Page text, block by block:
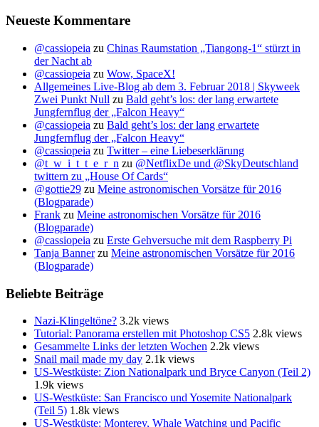
Neueste Kommentare
@cassiopeia zu Chinas Raumstation „Tiangong-1“ stürzt in
der Nacht ab
@cassiopeia zu Wow, SpaceX!
Allgemeines Live-Blog ab dem 3. Februar 2018 | Skyweek
Zwei Punkt Null zu Bald geht’s los: der lang erwartete
Jungfernflug der „Falcon Heavy“
@cassiopeia zu Bald geht’s los: der lang erwartete
Jungfernflug der „Falcon Heavy“
@cassiopeia zu Twitter – eine Liebeserklärung
@t_w_i_t_t_e_r_n zu @NetflixDe und @SkyDeutschland
twittern zu „House Of Cards“
@gottie29 zu Meine astronomischen Vorsätze für 2016
(Blogparade)
Frank zu Meine astronomischen Vorsätze für 2016
(Blogparade)
@cassiopeia zu Erste Gehversuche mit dem Raspberry Pi
Tanja Bannerzu Meine astronomischen Vorsätze für 2016
(Blogparade)
Beliebte Beiträge
Nazi-Klingeltöne? 3.2k views
Tutorial: Panorama erstellen mit Photoshop CS5 2.8k views
Gesammelte Links der letzten Wochen 2.2k views
Snail mail made my day 2.1k views
US-Westküste: Zion Nationalpark und Bryce Canyon (Teil 2)
1.9k views
US-Westküste: San Francisco und Yosemite Nationalpark
(Teil 5) 1.8k views
US-Westküste: Monterey, Whale Watching und Pacific